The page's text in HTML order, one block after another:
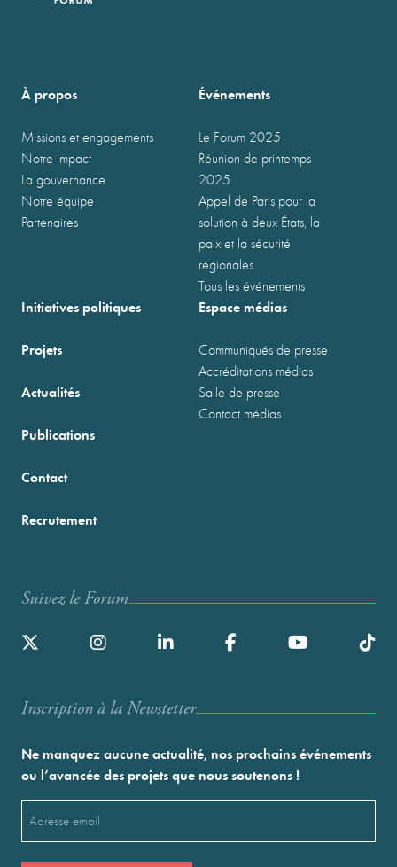
À propos
Missions et engagements
Notre impact
La gouvernance
Notre équipe
Partenaires
Événements
Le Forum 2025
Réunion de printemps
2025
Appel de Paris pour la
solution à deux États, la
paix et la sécurité
régionales
Tous les événements
Initiatives politiques
Projets
Actualités
Publications
Espace médias
Communiqués de presse
Accréditations médias
Salle de presse
Contact médias
Contact
Recrutement
Suivez le Forum
Inscription à la Newstetter
Ne manquez aucune actualité, nos prochains événements
ou l’avancée des projets que nous soutenons !
(Nécessaire)